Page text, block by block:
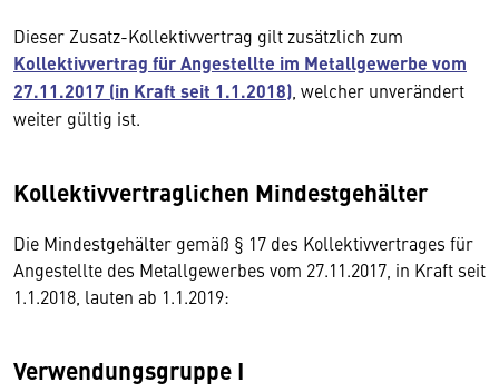
Dieser Zusatz-Kollektivvertrag gilt zusätzlich zum
Kollektivvertrag für Angestellte im Metallgewerbe vom
27.11.2017 (in Kraft seit 1.1.2018) , welcher unverändert
weiter gültig ist.
Kollektivvertraglichen Mindestgehälter
Die Mindestgehälter gemäß § 17 des Kollektivvertrages für
Angestellte des Metallgewerbes vom 27.11.2017, in Kraft seit
1.1.2018, lauten ab 1.1.2019:
Verwendungsgruppe I